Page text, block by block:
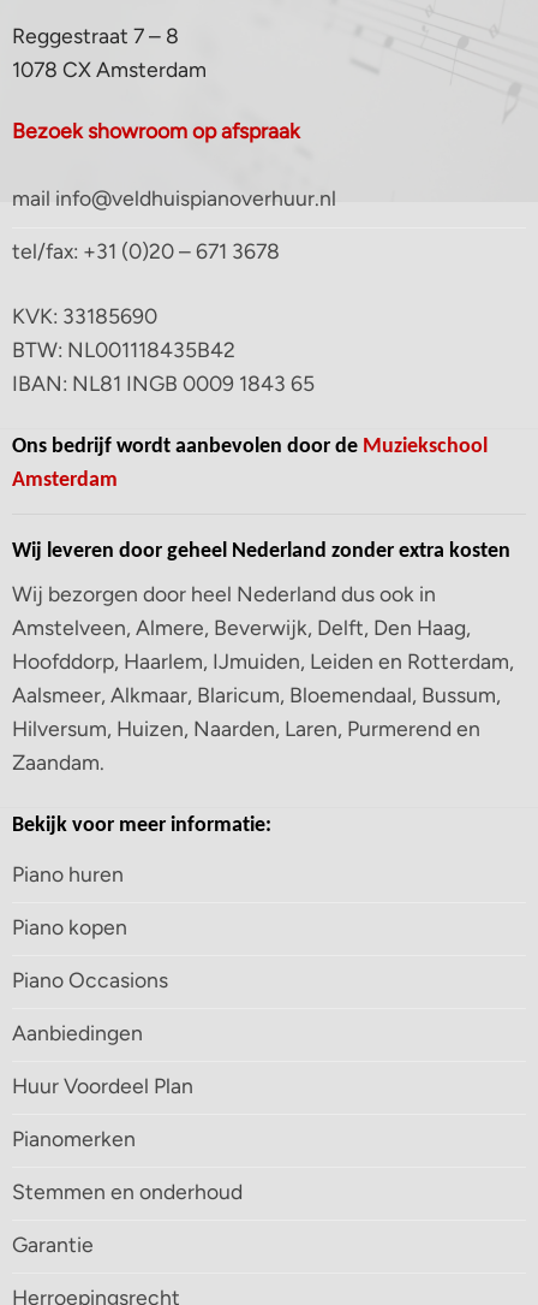
Reggestraat 7 – 8
1078 CX Amsterdam
Bezoek showroom op afspraak
mail info@veldhuispianoverhuur.nl
tel/fax: +31 (0)20 – 671 3678
KVK: 33185690
BTW: NL001118435B42
IBAN: NL81 INGB 0009 1843 65
Ons bedrijf wordt aanbevolen door de Muziekschool
Amsterdam
Wij leveren door geheel Nederland zonder extra kosten
Wij bezorgen door heel Nederland dus ook in
Amstelveen, Almere, Beverwijk, Delft, Den Haag,
Hoofddorp, Haarlem, IJmuiden, Leiden en Rotterdam,
Aalsmeer, Alkmaar, Blaricum, Bloemendaal, Bussum,
Hilversum, Huizen, Naarden, Laren, Purmerend en
Zaandam.
Bekijk voor meer informatie:
Piano huren
Piano kopen
Piano Occasions
Aanbiedingen
Huur Voordeel Plan
Pianomerken
Stemmen en onderhoud
Garantie
Herroepingsrecht